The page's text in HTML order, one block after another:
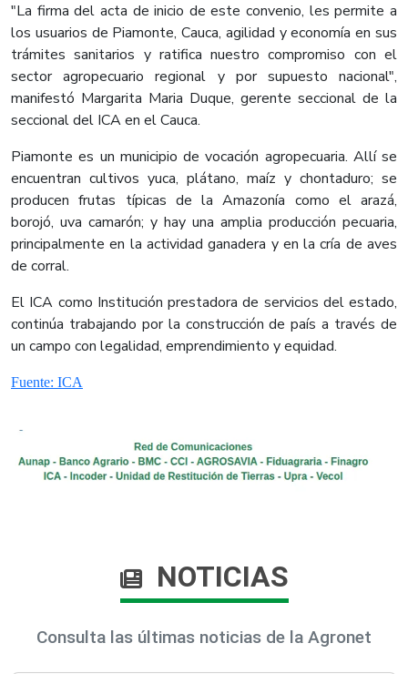
"La firma del acta de inicio de este convenio, les permite a
los usuarios de Piamonte, Cauca, agilidad y economía en sus
trámites sanitarios y ratifica nuestro compromiso con el
sector agropecuario regional y por supuesto nacional",
manifestó Margarita Maria Duque, gerente seccional de la
seccional del ICA en el Cauca.
Piamonte es un municipio de vocación agropecuaria. Allí se
encuentran cultivos yuca, plátano, maíz y chontaduro; se
producen frutas típicas de la Amazonía como el arazá,
borojó, uva camarón; y hay una amplia producción pecuaria,
principalmente en la actividad ganadera y en la cría de aves
de corral.
El ICA como Institución prestadora de servicios del estado,
continúa trabajando por la construcción de país a través de
un campo con legalidad, emprendimiento y equidad.
Fuente: ICA​
NOTICIAS
Consulta las últimas noticias de la Agronet